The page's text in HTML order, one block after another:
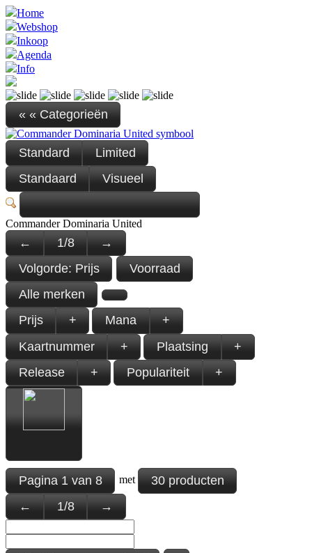
Home
Webshop
Inkoop
Agenda
Info
« « Categorieën
Standard
Limited
Standaard
Visueel
Commander Dominaria United
← 1/8
→
Volgorde: Prijs
Voorraad
Alle merken
Prijs
+ Mana
+
Kaartnummer
+ Plaatsing
+
Release
+ Populariteit +
Pagina1van8 met
30 producten
←
1/8 →